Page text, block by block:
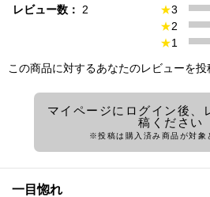
レビュー数：
2
★3
★2
★1
この商品に対するあなたのレビューを投
マイページにログイン後、
稿ください
※投稿は購入済み商品が対象
一目惚れ